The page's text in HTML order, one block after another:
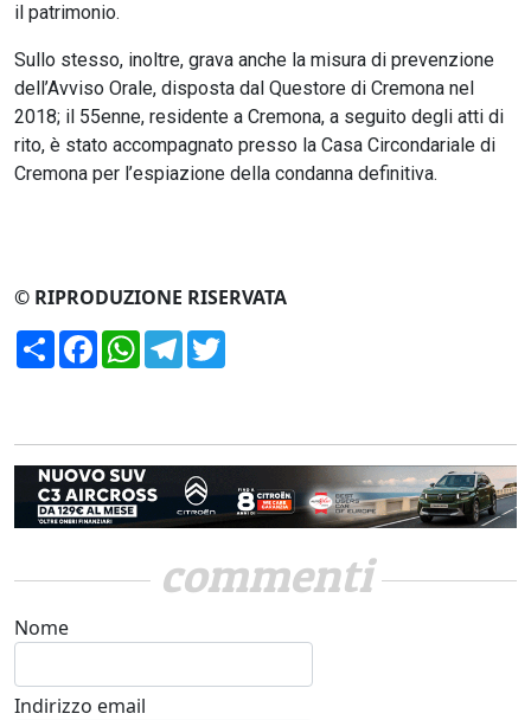
il patrimonio.
Sullo stesso, inoltre, grava anche la misura di prevenzione
dell’Avviso Orale, disposta dal Questore di Cremona nel
2018; il 55enne, residente a Cremona, a seguito degli atti di
rito, è stato accompagnato presso la Casa Circondariale di
Cremona per l’espiazione della condanna definitiva.
© RIPRODUZIONE RISERVATA
CondividiFacebookWhatsApp
Telegram
commenti
Nome
Indirizzo email